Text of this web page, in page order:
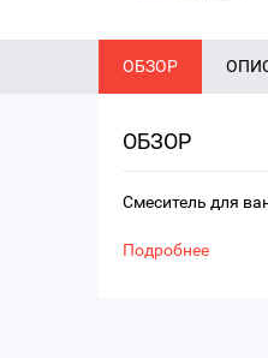
ОБЗОР
ОБЗОР
Смеситель для
Подробнее